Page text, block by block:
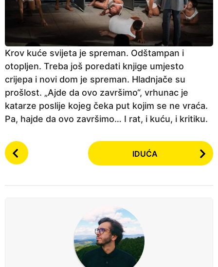
Krov kuće svijeta je spreman. Odštampan i
otopljen. Treba još poredati knjige umjesto
crijepa i novi dom je spreman. Hladnjače su
prošlost. „Ajde da ovo završimo“, vrhunac je
katarze poslije kojeg čeka put kojim se ne vraća.
Pa, hajde da ovo završimo… I rat, i kuću, i kritiku.
P
o
IDUĆA